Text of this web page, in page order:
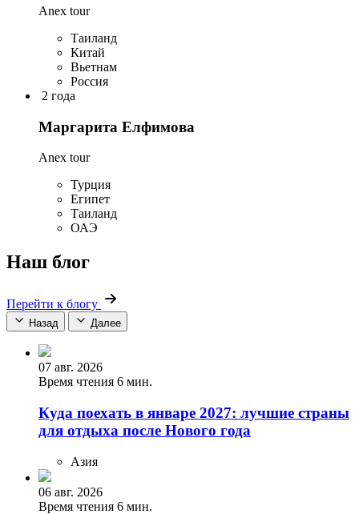
Anex tour
Таиланд
Китай
Вьетнам
Россия
2 года
Маргарита Елфимова
Anex tour
Турция
Египет
Таиланд
ОАЭ
Наш блог
Перейти к блогу
Назад Далее
07 авг. 2026
Время чтения 6 мин.
Куда поехать в январе 2027: лучшие страны
для отдыха после Нового года
Азия
06 авг. 2026
Время чтения 6 мин.